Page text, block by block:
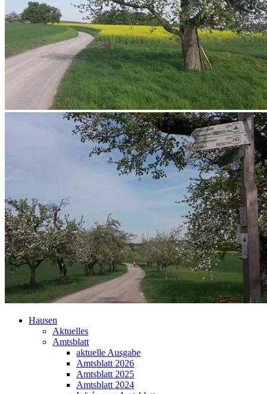
Hausen
Aktuelles
Amtsblatt
aktuelle Ausgabe
Amtsblatt 2026
Amtsblatt 2025
Amtsblatt 2024